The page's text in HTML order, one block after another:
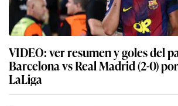
VIDEO: ver resumen y goles del
Barcelona vs Real Madrid (2-0)
LaLiga